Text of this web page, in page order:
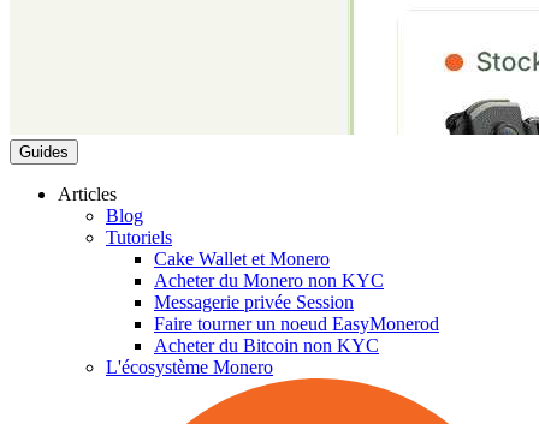
Guides
Articles
Blog
Tutoriels
Cake Wallet et Monero
Acheter du Monero non KYC
Messagerie privée Session
Faire tourner un noeud EasyMonerod
Acheter du Bitcoin non KYC
L'écosystème Monero